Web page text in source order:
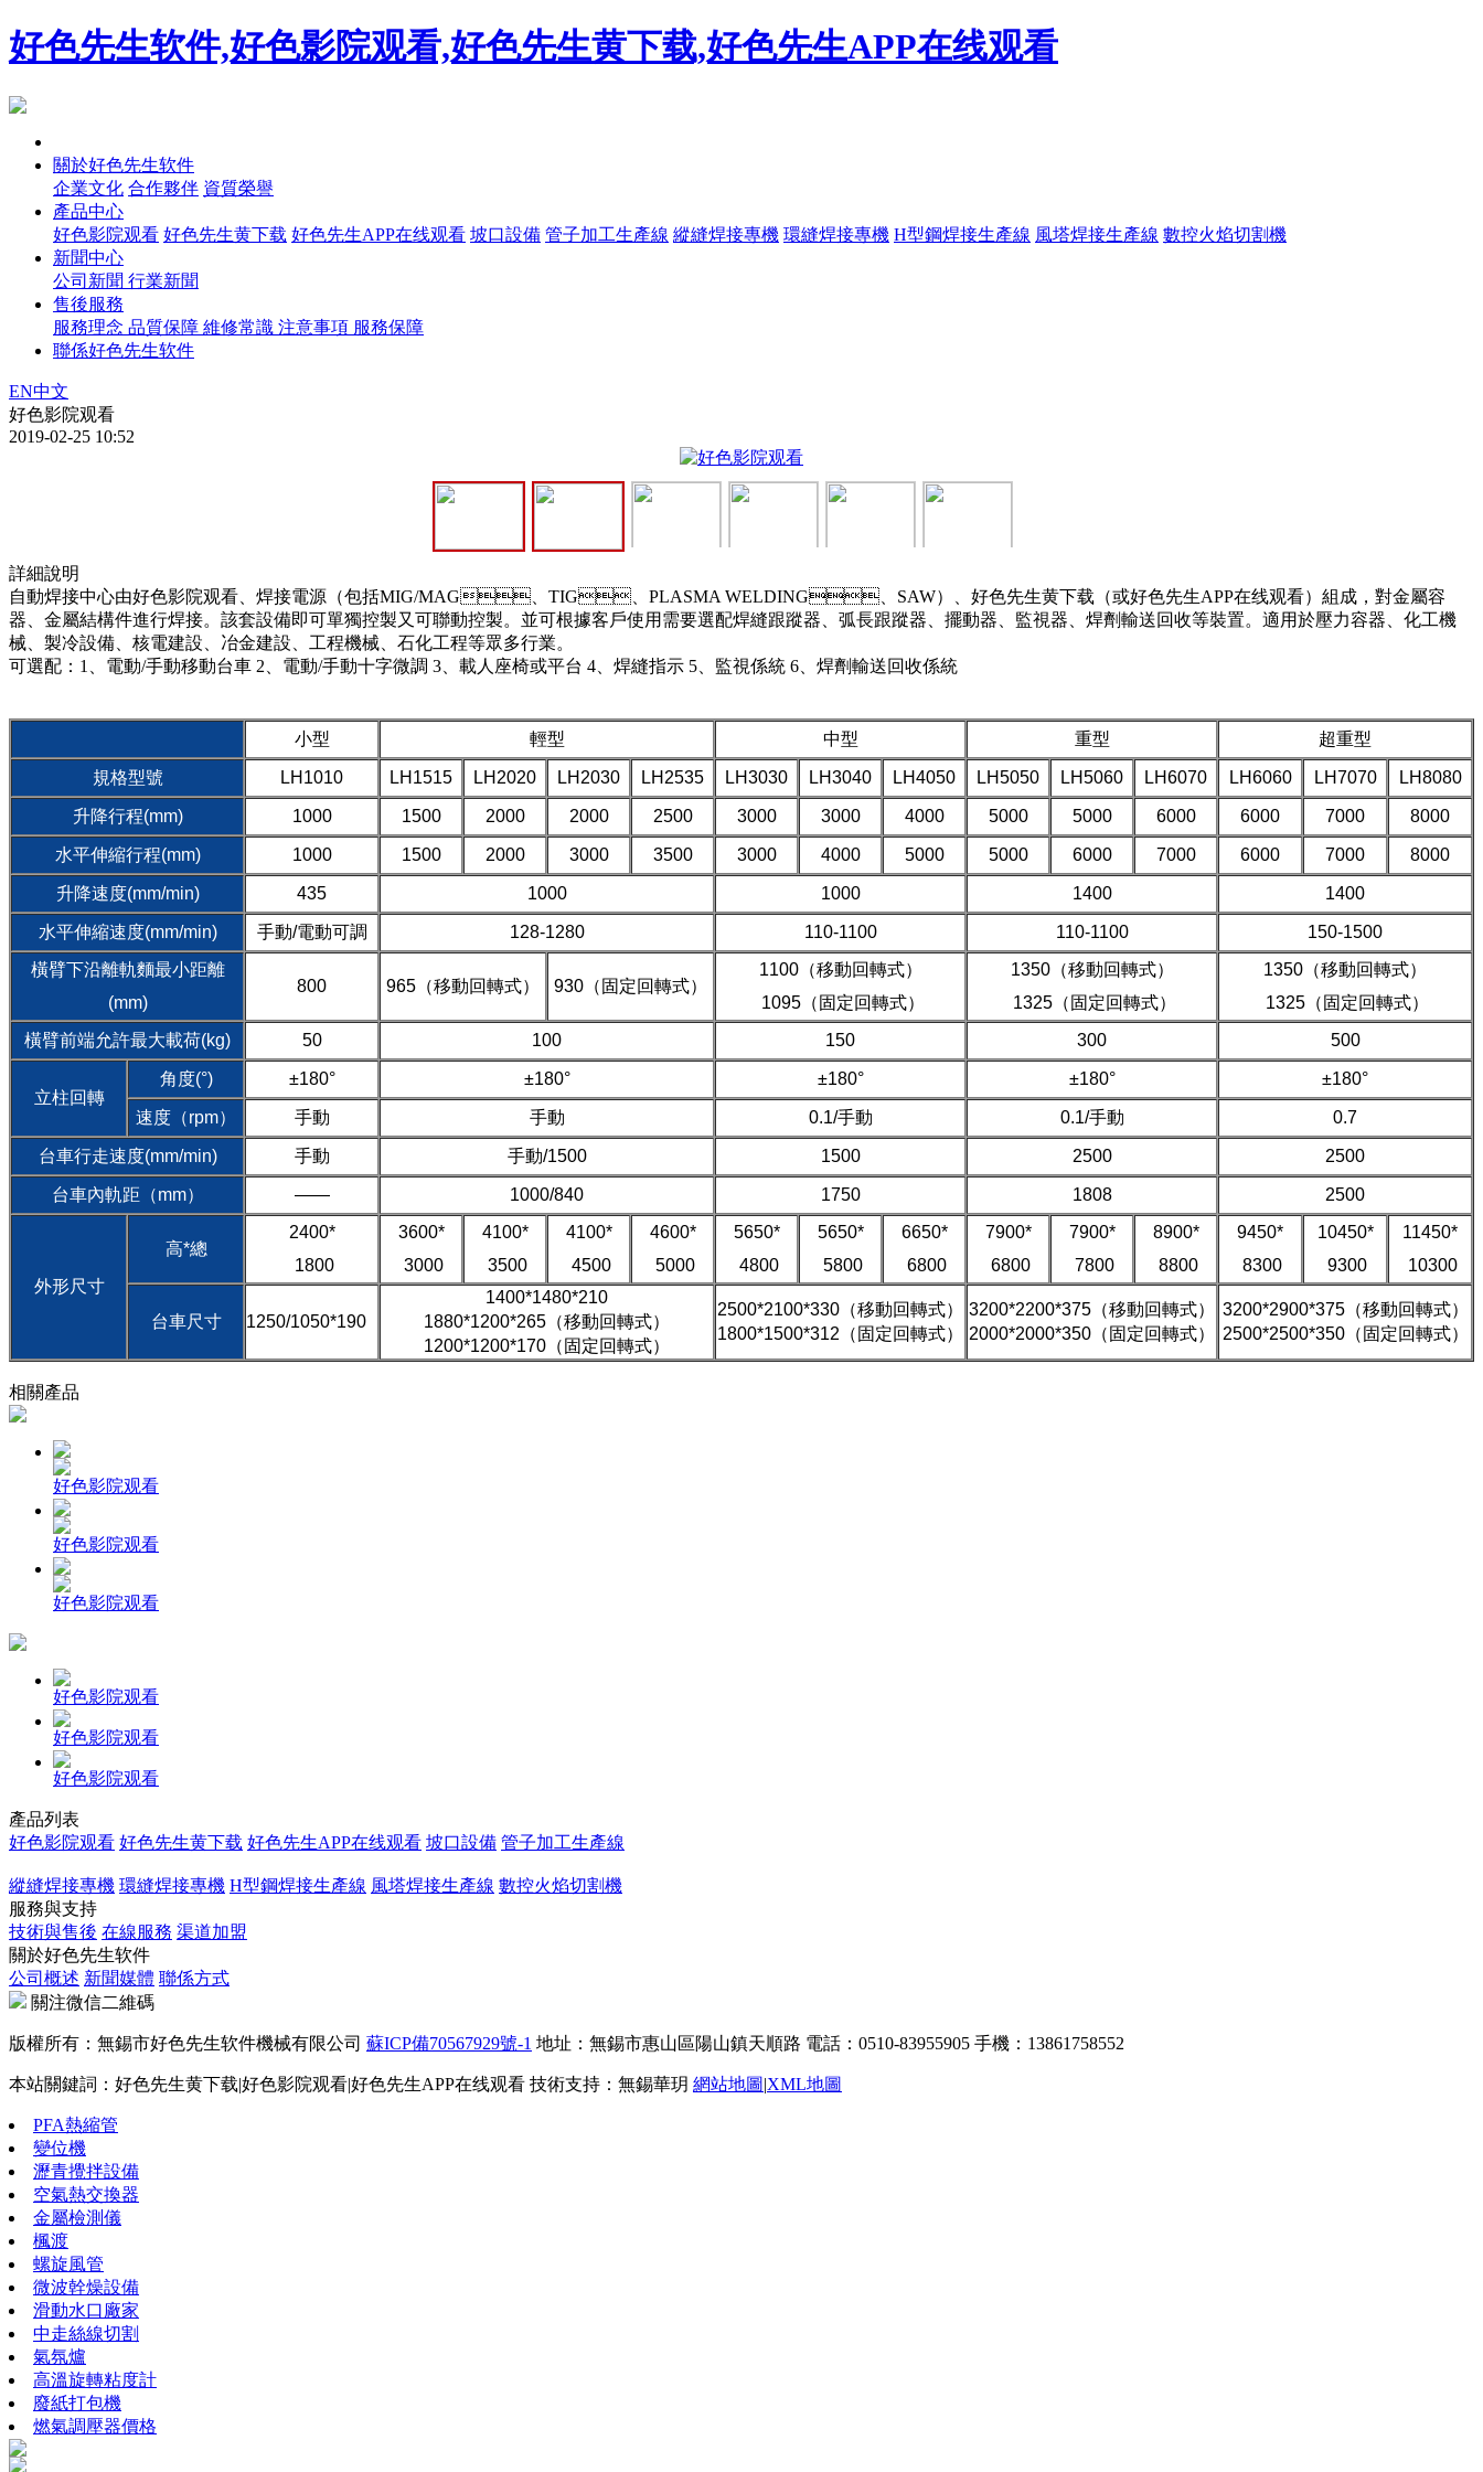
好色先生软件,好色影院观看,好色先生黄下载,好色先生APP在线观看
關於好色先生软件
企業文化 合作夥伴 資質榮譽
產品中心
好色影院观看 好色先生黄下载 好色先生APP在线观看 坡口設備 管子加工生產線 縱縫焊接專機 環縫焊接專機 H型鋼焊接生產線 風塔焊接生產線 數控火焰切割機
新聞中心
公司新聞 行業新聞
售後服務
服務理念 品質保障 維修常識 注意事項 服務保障
聯係好色先生软件
EN中文
好色影院观看
2019-02-25 10:52
詳細說明
自動焊接中心由好色影院观看、焊接電源（包括MIG/MAG、TIG、PLASMA WELDING、SAW）、好色先生黄下载（或好色先生APP在线观看）組成，對金屬容
器、金屬結構件進行焊接。該套設備即可單獨控製又可聯動控製。並可根據客戶使用需要選配焊縫跟蹤器、弧長跟蹤器、擺動器、監視器、焊劑輸送回收等裝置。適用於壓力容器、化工機
械、製冷設備、核電建設、冶金建設、工程機械、石化工程等眾多行業。
可選配：1、電動/手動移動台車 2、電動/手動十字微調 3、載人座椅或平台 4、焊縫指示 5、監視係統 6、焊劑輸送回收係統
小型 輕型 中型 重型 超重型
規格型號 LH1010 LH1515 LH2020 LH2030 LH2535 LH3030 LH3040 LH4050 LH5050 LH5060 LH6070 LH6060 LH7070 LH8080
升降行程(mm) 1000 1500 2000 2000 2500 3000 3000 4000 5000 5000 6000 6000 7000 8000
水平伸縮行程(mm) 1000 1500 2000 3000 3500 3000 4000 5000 5000 6000 7000 6000 7000 8000
升降速度(mm/min) 435 1000 1000 1400 1400
水平伸縮速度(mm/min) 手動/電動可調 128-1280 110-1100 110-1100
150-1500
橫臂下沿離軌麵最小距離
(mm)
800 965（移動回轉式） 930（固定回轉式）
1100（移動回轉式）
1095（固定回轉式）
1350（移動回轉式）
1325（固定回轉式）
1350（移動回轉式）
1325（固定回轉式）
橫臂前端允許最大載荷(kg)
50 100 150 300 500
立柱回轉
角度(°) ±180° ±180° ±180° ±180° ±180°
速度（rpm） 手動 手動 0.1/手動 0.1/手動 0.7
台車行走速度(mm/min) 手動 手動/1500 1500 2500 2500
台車內軌距（mm） —— 1000/840 1750 1808 2500
外形尺寸
高*總
2400*
1800
3600*
3000
4100*
3500
4100*
4500
4600*
5000
5650*
4800
5650*
5800
6650*
6800
7900*
6800
7900*
7800
8900*
8800
9450*
8300
10450*
9300
11450*
10300
台車尺寸 1250/1050*190
1400*1480*210
1880*1200*265（移動回轉式）
1200*1200*170（固定回轉式）
2500*2100*330（移動回轉式）
1800*1500*312（固定回轉式）
3200*2200*375（移動回轉式）
2000*2000*350（固定回轉式）
3200*2900*375（移動回轉式）
2500*2500*350（固定回轉式）
相關產品
好色影院观看
好色影院观看
好色影院观看
好色影院观看
好色影院观看
好色影院观看
產品列表
好色影院观看 好色先生黄下载 好色先生APP在线观看 坡口設備 管子加工生產線
縱縫焊接專機 環縫焊接專機 H型鋼焊接生產線 風塔焊接生產線 數控火焰切割機
服務與支持
技術與售後 在線服務 渠道加盟
關於好色先生软件
公司概述 新聞媒體 聯係方式
關注微信二維碼
版權所有：無錫市好色先生软件機械有限公司 蘇ICP備70567929號-1 地址：無錫市惠山區陽山鎮天順路 電話：0510-83955905 手機：13861758552
本站關鍵詞：好色先生黄下载|好色影院观看|好色先生APP在线观看 技術支持：無錫華玥 網站地圖 |XML地圖
PFA熱縮管
變位機
瀝青攪拌設備
空氣熱交換器
金屬檢測儀
楓渡
螺旋風管
微波幹燥設備
滑動水口廠家
中走絲線切割
氣氛爐
高溫旋轉粘度計
廢紙打包機
燃氣調壓器價格